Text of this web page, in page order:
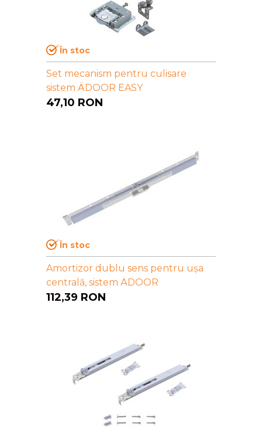
În stoc
Set mecanism pentru culisare
sistem ÄDOOR EASY
47,10 RON
În stoc
Amortizor dublu sens pentru ușa
centrală, sistem ÄDOOR
112,39 RON